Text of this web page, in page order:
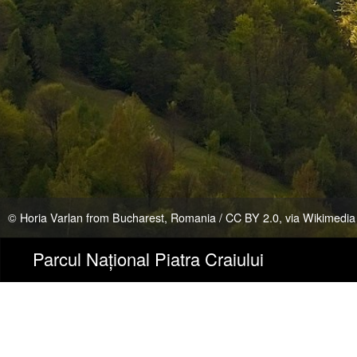
Parcul Național Piatra Craiului